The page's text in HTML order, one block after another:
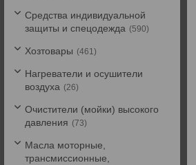
Средства индивидуальной
защиты и спецодежда
590
Хозтовары 461
Нагреватели и осушители
воздуха
26
Очистители (мойки) высокого
давления
73
Масла моторные,
трансмиссионные,